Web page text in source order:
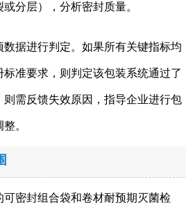
分层），分析密封质量。
据进行判定。如果所有关键指标均
准要求，则判定该包装系统通过了
需反馈失效原因，指导企业进行包
。
密封组合袋和卷材耐预期灭菌检